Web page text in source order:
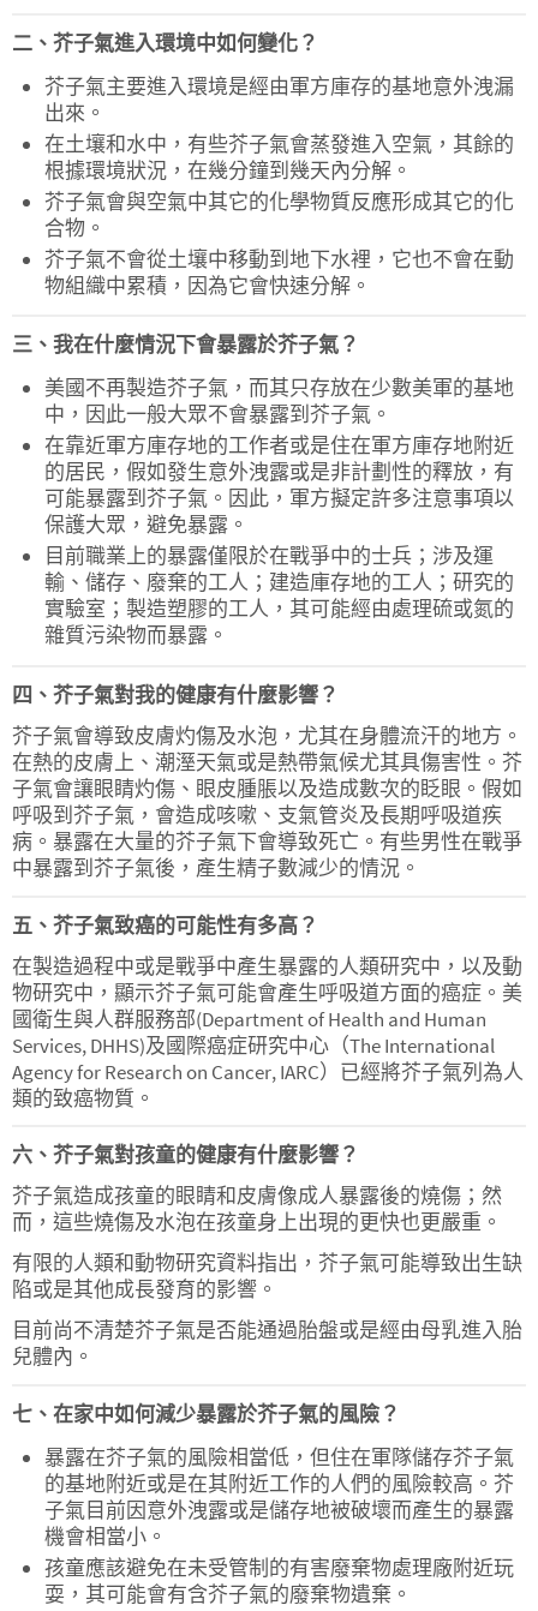
二、芥子氣進入環境中如何變化？
芥子氣主要進入環境是經由軍方庫存的基地意外洩漏
出來。
在土壤和水中，有些芥子氣會蒸發進入空氣，其餘的
根據環境狀況，在幾分鐘到幾天內分解。
芥子氣會與空氣中其它的化學物質反應形成其它的化
合物。
芥子氣不會從土壤中移動到地下水裡，它也不會在動
物組織中累積，因為它會快速分解。
三、我在什麼情況下會暴露於芥子氣？
美國不再製造芥子氣，而其只存放在少數美軍的基地
中，因此一般大眾不會暴露到芥子氣。
在靠近軍方庫存地的工作者或是住在軍方庫存地附近
的居民，假如發生意外洩露或是非計劃性的釋放，有
可能暴露到芥子氣。因此，軍方擬定許多注意事項以
保護大眾，避免暴露。
目前職業上的暴露僅限於在戰爭中的士兵；涉及運
輸、儲存、廢棄的工人；建造庫存地的工人；研究的
實驗室；製造塑膠的工人，其可能經由處理硫或氮的
雜質污染物而暴露。
四、芥子氣對我的健康有什麼影響？
芥子氣會導致皮膚灼傷及水泡，尤其在身體流汗的地方。
在熱的皮膚上、潮溼天氣或是熱帶氣候尤其具傷害性。芥
子氣會讓眼睛灼傷、眼皮腫脹以及造成數次的眨眼。假如
呼吸到芥子氣，會造成咳嗽、支氣管炎及長期呼吸道疾
病。暴露在大量的芥子氣下會導致死亡。有些男性在戰爭
中暴露到芥子氣後，產生精子數減少的情況。
五、芥子氣致癌的可能性有多高？
在製造過程中或是戰爭中產生暴露的人類研究中，以及動
物研究中，顯示芥子氣可能會產生呼吸道方面的癌症。美
國衛生與人群服務部(Department of Health and Human
Services, DHHS)及國際癌症研究中心（The International
Agency for Research on Cancer, IARC）已經將芥子氣列為人
類的致癌物質。
六、芥子氣對孩童的健康有什麼影響？
芥子氣造成孩童的眼睛和皮膚像成人暴露後的燒傷；然
而，這些燒傷及水泡在孩童身上出現的更快也更嚴重。
有限的人類和動物研究資料指出，芥子氣可能導致出生缺
陷或是其他成長發育的影響。
目前尚不清楚芥子氣是否能通過胎盤或是經由母乳進入胎
兒體內。
七、在家中如何減少暴露於芥子氣的風險？
暴露在芥子氣的風險相當低，但住在軍隊儲存芥子氣
的基地附近或是在其附近工作的人們的風險較高。芥
子氣目前因意外洩露或是儲存地被破壞而產生的暴露
機會相當小。
孩童應該避免在未受管制的有害廢棄物處理廠附近玩
耍，其可能會有含芥子氣的廢棄物遺棄。